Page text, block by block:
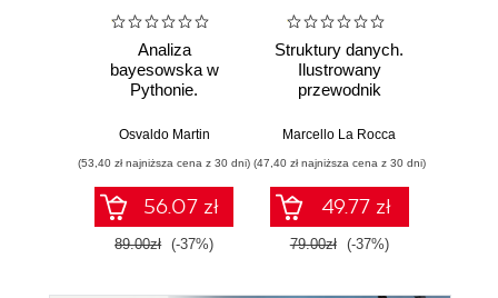
Analiza
bayesowska w
Pythonie.
przewodnik po
probabilistycznym.
Wydanie III
Osvaldo Martin
(53,40 zł najniższa cena z 30 dni)
56.07 zł
89.00zł (-37%)
Struktury danych.
Ilustrowany
przewodnik
Marcello La Rocca
(47,40 zł najniższa cena z 30 dni)
49.77 zł
79.00zł (-37%)